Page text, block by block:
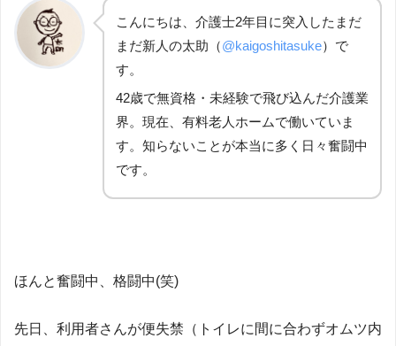
こんにちは、介護士2年目に突入したまだ
まだ新人の太助（@kaigoshitasuke）で
す。
42歳で無資格・未経験で飛び込んだ介護業
界。現在、有料老人ホームで働いていま
す。知らないことが本当に多く日々奮闘中
です。
ほんと奮闘中、格闘中(笑)
先日、利用者さんが便失禁（トイレに間に合わずオムツ内